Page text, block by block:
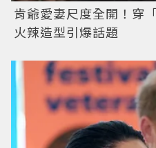
肯爺愛妻尺度全開！穿
火辣造型引爆話題